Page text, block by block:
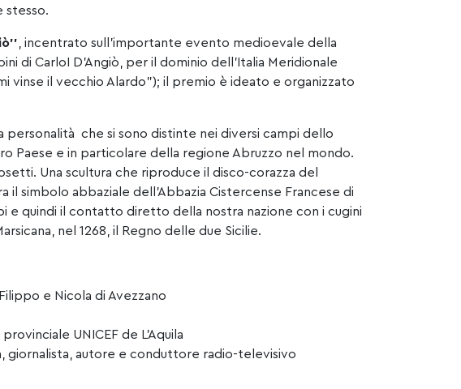
stesso.
, incentrato sull’importante evento medioevale della
di CarloI D’Angiò, per il dominio dell’Italia Meridionale
vinse il vecchio Alardo”); il premio è ideato e organizzato
personalità che si sono distinte nei diversi campi dello
Paese e in particolare della regione Abruzzo nel mondo.
Una scultura che riproduce il disco-corazza del
il simbolo abbaziale dell’Abbazia Cistercense Francese di
e quindi il contatto diretto della nostra nazione con i cugini
nel 1268, il Regno delle due Sicilie.
e Nicola di Avezzano
UNICEF de L’Aquila
giornalista, autore e conduttore radio-televisivo